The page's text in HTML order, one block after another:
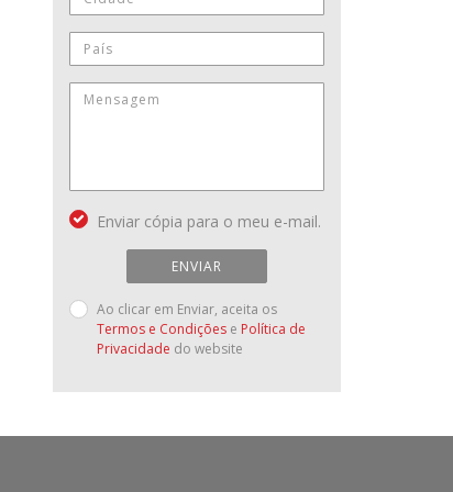
Enviar cópia para o meu e-mail.
ENVIAR
Ao clicar em Enviar, aceita os
Termos e Condiçõese Política de
Privacidade do website